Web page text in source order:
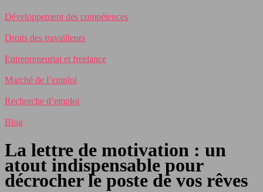
Développement des compétences
Droits des travailleurs
Entrepreneuriat et freelance
Marché de l’emploi
Recherche d’emploi
Blog
La lettre de motivation : un
atout indispensable pour
décrocher le poste de vos rêves